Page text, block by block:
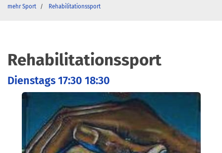
mehr Sport Rehabilitationssport
Rehabilitationssport
Dienstags 17:30 18:30